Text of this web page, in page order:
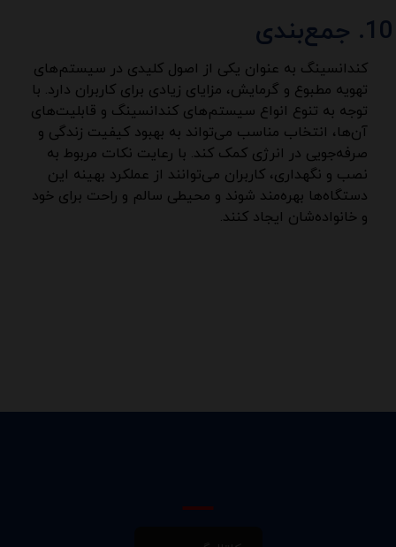
جمع‌بندی
کندانسینگ به عنوان یکی از اصول کلیدی در سیستم‌های
تهویه مطبوع و گرمایش، مزایای زیادی برای کاربران دارد. با
توجه به تنوع انواع سیستم‌های کندانسینگ و قابلیت‌های
آن‌ها، انتخاب مناسب می‌تواند به بهبود کیفیت زندگی و
صرفه‌جویی در انرژی کمک کند. با رعایت نکات مربوط به
نصب و نگهداری، کاربران می‌توانند از عملکرد بهینه این
دستگاه‌ها بهره‌مند شوند و محیطی سالم و راحت برای خود
و خانواده‌شان ایجاد کنند.